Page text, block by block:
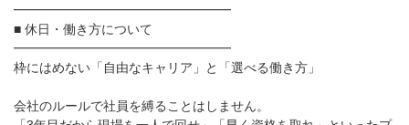
━━━━━━━━━━━━━━━━━
■ 休日・働き方について
━━━━━━━━━━━━━━━━━
枠にはめない「自由なキャリア」と「選べる働き方」
会社のルールで社員を縛ることはしません。